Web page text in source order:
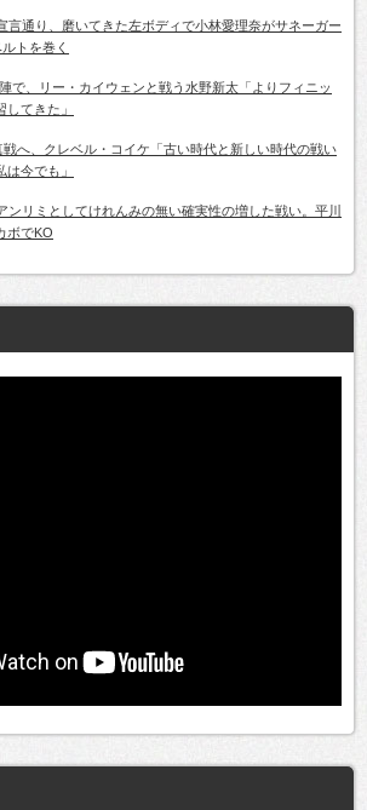
言通り、磨いてきた左ボディで小林愛理奈がサネーガー
トを巻く
で、リー・カイウェンと戦う水野新太「よりフィニッ
てきた」
戦へ、クレベル・コイケ「古い時代と新しい時代の戦い
今でも」
ンリミとしてけれんみの無い確実性の増した戦い。平川
ボでKO